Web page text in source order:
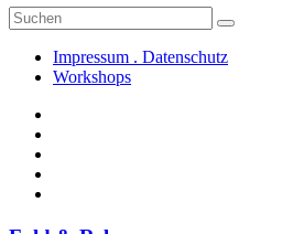
Suche
nach:
Suchen
Impressum . Datenschutz
Workshops